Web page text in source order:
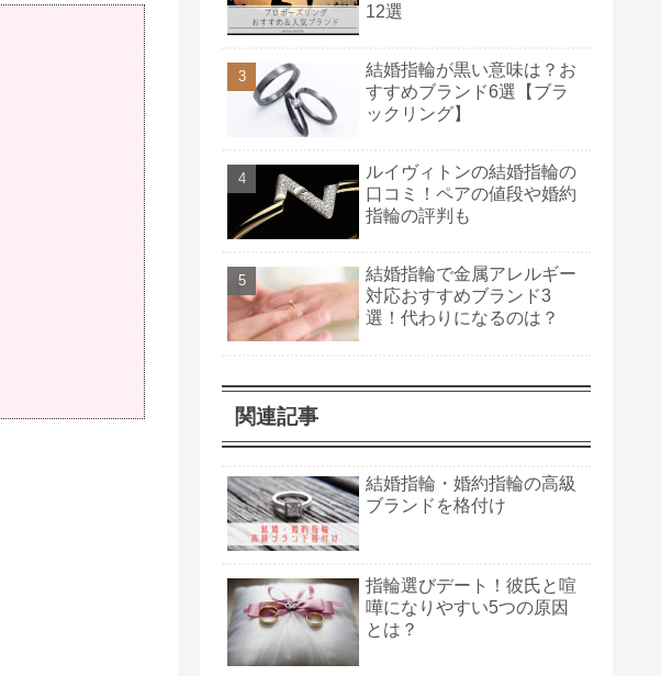
12選
結婚指輪が黒い意味は？お
すすめブランド6選【ブラ
ックリング】
ルイヴィトンの結婚指輪の
口コミ！ペアの値段や婚約
指輪の評判も
結婚指輪で金属アレルギー
対応おすすめブランド3
選！代わりになるのは？
関連記事
結婚指輪・婚約指輪の高級
ブランドを格付け
指輪選びデート！彼氏と喧
嘩になりやすい5つの原因
とは？